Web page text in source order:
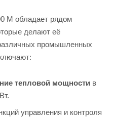
M обладает рядом
делают её
промышленных
тепловой мощности в
управления и контроля